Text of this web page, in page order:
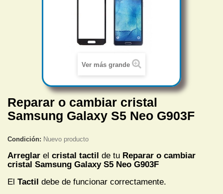
Ver más grande
Reparar o cambiar cristal
Samsung Galaxy S5 Neo G903F
Condición: Nuevo producto
Arreglar el cristal tactil de tu Reparar o cambiar
cristal Samsung Galaxy S5 Neo G903F
El Tactil debe de funcionar correctamente.